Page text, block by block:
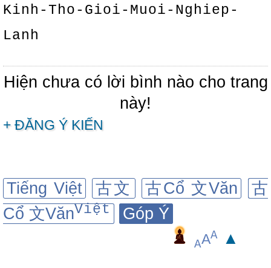
Kinh-Tho-Gioi-Muoi-Nghiep-
Lanh
Hiện chưa có lời bình nào cho trang
này!
+ ĐĂNG Ý KIẾN
Tiếng Việt 古文 古Cổ 文Văn
古
Cổ 文VănViệt Góp Ý
AAA ▲